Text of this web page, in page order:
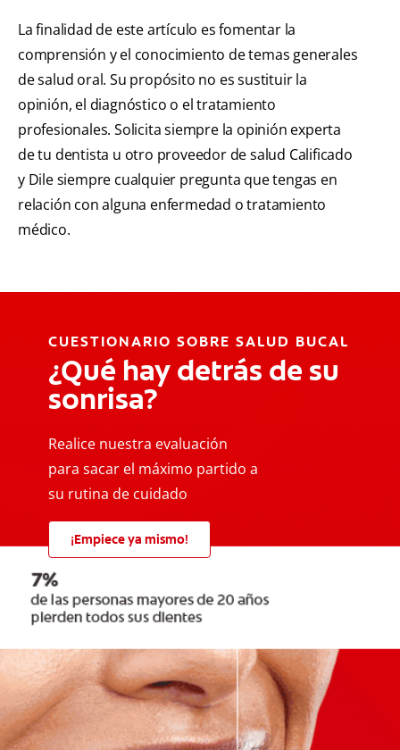
La finalidad de este artículo es fomentar la
comprensión y el conocimiento de temas generales
de salud oral. Su propósito no es sustituir la
opinión, el diagnóstico o el tratamiento
profesionales. Solicita siempre la opinión experta
de tu dentista u otro proveedor de salud Calificado
y Dile siempre cualquier pregunta que tengas en
relación con alguna enfermedad o tratamiento
médico.
CUESTIONARIO SOBRE SALUD BUCAL
¿Qué hay detrás de su
sonrisa?
Realice nuestra evaluación
para sacar el máximo partido a
su rutina de cuidado
¡Empiece ya mismo!